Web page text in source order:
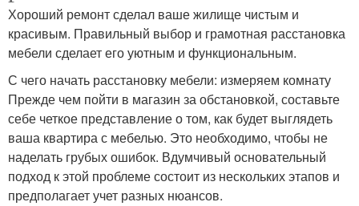
Хороший ремонт сделал ваше жилище чистым и
красивым. Правильный выбор и грамотная расстановка
мебели сделает его уютным и функциональным.
С чего начать расстановку мебели: измеряем комнату
Прежде чем пойти в магазин за обстановкой, составьте
себе четкое представление о том, как будет выглядеть
ваша квартира с мебелью. Это необходимо, чтобы не
наделать грубых ошибок. Вдумчивый основательный
подход к этой проблеме состоит из нескольких этапов и
предполагает учет разных нюансов.